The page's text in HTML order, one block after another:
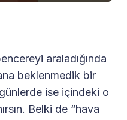
araladığında
beklenmedik bir
ise içindeki o
Belki de “hava